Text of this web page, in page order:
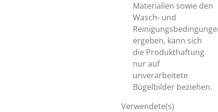
Materialien sowie den
Wasch- und
ergeben, kann sich
die Produkthaftung
nur auf
unverarbeitete
Bügelbilder beziehen.
Verwendete(s)